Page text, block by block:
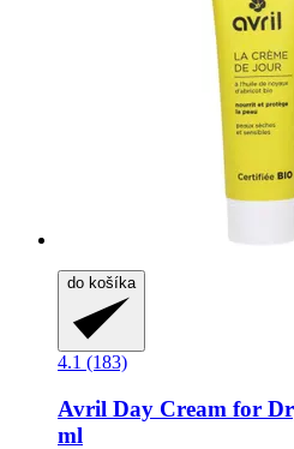
do košíka
4.1 (183)
Avril Day Cream for
ml